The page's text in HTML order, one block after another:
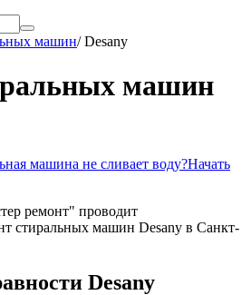
машин/Desany
машин
машина не сливает воду?Начать
ремонт" проводит
стиральных машин Desany в Санкт-
Desany